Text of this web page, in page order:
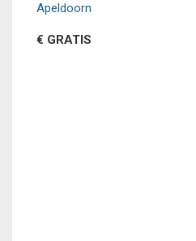
Apeldoorn
€ GRATIS